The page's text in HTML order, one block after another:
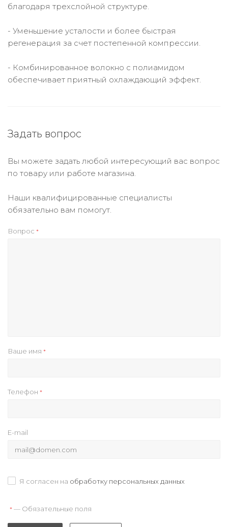
благодаря трехслойной структуре.
- Уменьшение усталости и более быстрая
регенерация за счет постепенной компрессии.
- Комбинированное волокно с полиамидом
обеспечивает приятный охлаждающий эффект.
Задать вопрос
Вы можете задать любой интересующий вас вопрос
по товару или работе магазина.
Наши квалифицированные специалисты
обязательно вам помогут.
Вопрос *
Ваше имя *
Телефон *
E-mail
Я согласен на обработку персональных данных
* — Обязательные поля